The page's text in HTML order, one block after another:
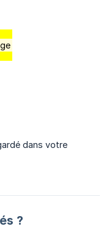
dans votre
?